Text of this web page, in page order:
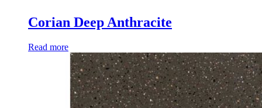
Corian Deep Anthracite
Read more